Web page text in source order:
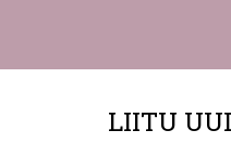
LIITU